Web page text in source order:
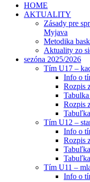
HOME
AKTUALITY
Zásady pre
Myjava
Metodika
Aktuality zo
sezóna 2025/2026
Tím U17 –
Info o
Rozpis
Rozpis
Tím U12 –
Info o
Rozpis
Tím U11 –
Info o